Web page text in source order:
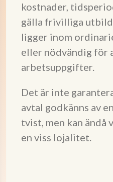
kostnader,
gälla frivilliga
ligger inom
eller nödvändig för
arbetsuppgifter.
Det är inte
avtal godkänns av
tvist, men kan
en viss lojalitet.